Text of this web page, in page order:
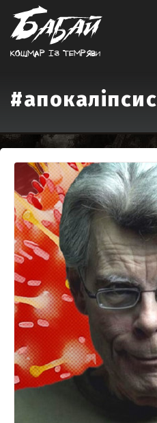
Кошмар iз темряви
#апокаліпсис